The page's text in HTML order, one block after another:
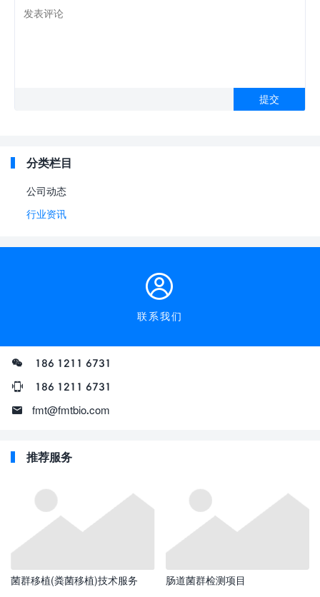
分类栏目
公司动态
行业资讯
联系我们
186 1211 6731
186 1211 6731
fmt@fmtbio.com
推荐服务
菌群移植(粪菌移植)技术服务 肠道菌群检测项目